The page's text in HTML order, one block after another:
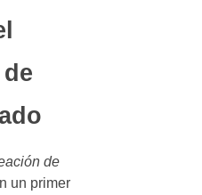
de
un primer